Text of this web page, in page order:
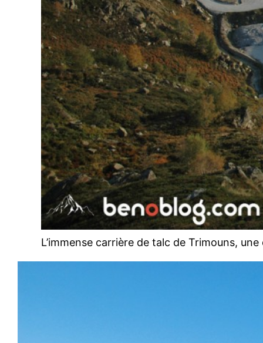
L’immense carrière de talc de Trimouns,